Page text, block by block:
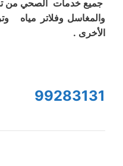
جميع خدمات الصحي من
والمغاسل وفلاتر مياه
الأخرى .
99283131